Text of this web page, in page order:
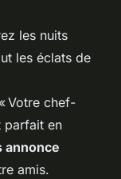
les nuits
les éclats de
Votre chef-
parfait en
annonce
amis.